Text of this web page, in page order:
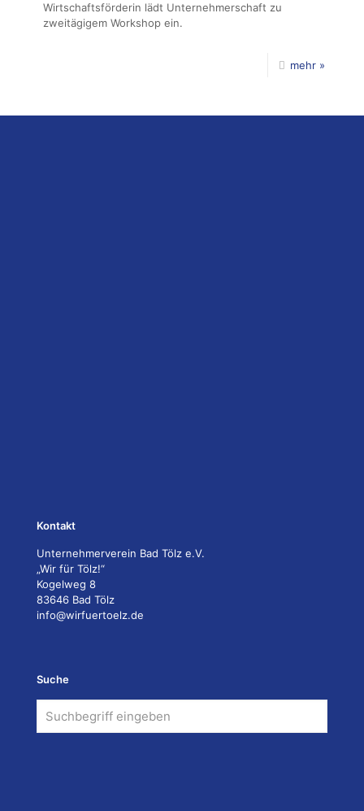
Wirtschaftsförderin lädt Unternehmerschaft zu
zweitägigem Workshop ein.
mehr »
Kontakt
Unternehmerverein Bad Tölz e.V.
„Wir für Tölz!“
Kogelweg 8
83646 Bad Tölz
info@wirfuertoelz.de
Suche